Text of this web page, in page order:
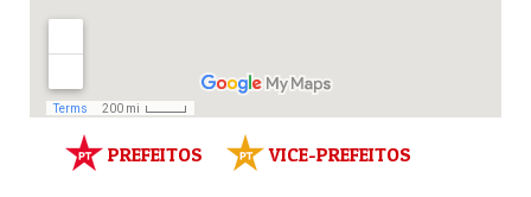
PREFEITOS VICE-PREFEITOS